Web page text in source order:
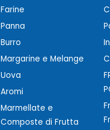
Farine
Panna
Burro
Margarine e Melange
Uova
Aromi
Marmellate e
Composte di Frutta